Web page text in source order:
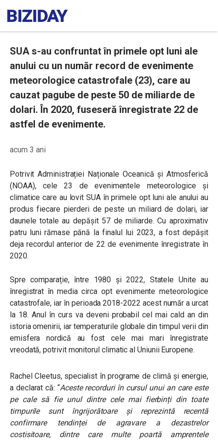
SUA s-au confruntat în primele opt luni ale
anului cu un număr record de evenimente
meteorologice catastrofale (23), care au
cauzat pagube de peste 50 de miliarde de
dolari. În 2020, fuseseră înregistrate 22 de
astfel de evenimente.
acum 3 ani
Potrivit Administrației Naționale Oceanică și Atmosferică
(NOAA), cele 23 de evenimentele meteorologice și
climatice care au lovit SUA în primele opt luni ale anului au
produs fiecare pierderi de peste un miliard de dolari, iar
daunele totale au depășit 57 de miliarde. Cu aproximativ
patru luni rămase pănă la finalul lui 2023, a fost depășit
deja recordul anterior de 22 de evenimente înregistrate în
2020.
Spre comparație, între 1980 și 2022, Statele Unite au
înregistrat în media circa opt evenimente meteorologice
catastrofale, iar în perioada 2018-2022 acest număr a urcat
la 18. Anul în curs va deveni probabil cel mai cald an din
istoria omenirii, iar temperaturile globale din timpul verii din
emisfera nordică au fost cele mai mari înregistrate
vreodată, potrivit monitorul climatic al Uniunii Europene.
Rachel Cleetus, specialist în programe de climă și energie,
a declarat că: “Aceste recorduri în cursul unui an care este
pe cale să fie unul dintre cele mai fierbinți din toate
timpurile sunt îngrijorătoare și reprezintă recentă
confirmare tendinței de agravare a dezastrelor
costisitoare, dintre care multe poartă amprentele